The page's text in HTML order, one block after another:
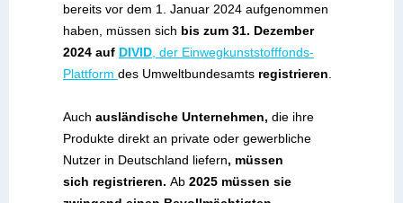
bereits vor dem 1. Januar 2024 aufgenommen
haben, müssen sich bis zum 31. Dezember
2024 auf DIVID , der Einwegkunststofffonds-
Plattform des Umweltbundesamts registrieren
Auch ausländische Unternehmen, die ihre
Produkte direkt an private oder gewerbliche
Nutzer in Deutschland liefern, müssen
sich registrieren. Ab 2025 müssen sie